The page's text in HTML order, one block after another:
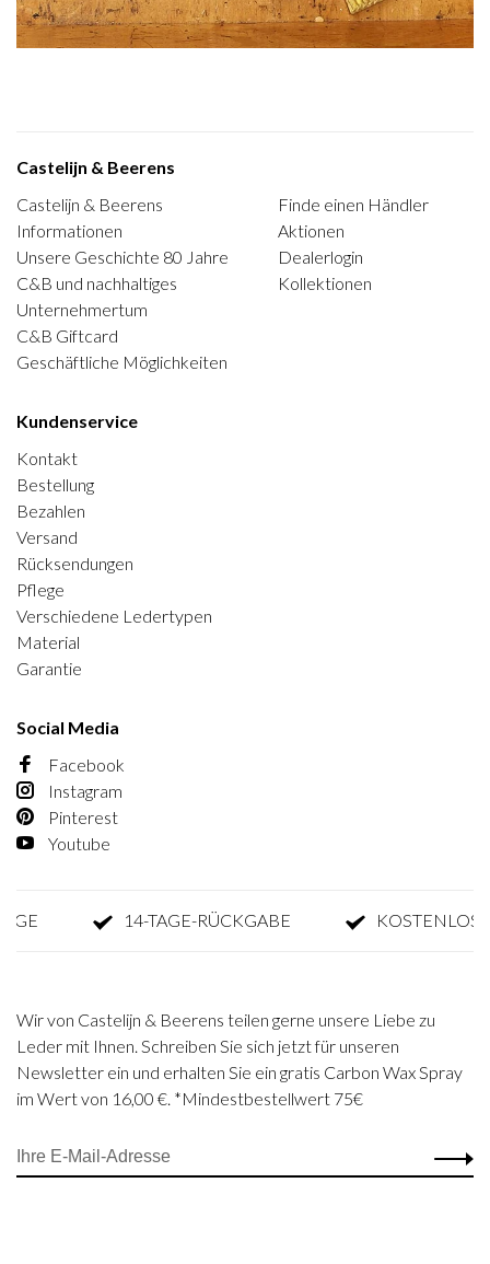
Castelijn & Beerens
Castelijn & Beerens
Informationen
Unsere Geschichte 80 Jahre
C&B und nachhaltiges
Unternehmertum
C&B Giftcard
Geschäftliche Möglichkeiten
Finde einen Händler
Aktionen
Dealerlogin
Kollektionen
Kundenservice
Kontakt
Bestellung
Bezahlen
Versand
Rücksendungen
Pflege
Verschiedene Ledertypen
Material
Garantie
Social Media
Facebook
Instagram
Pinterest
Youtube
14-TAGE-RÜCKGABE KOSTENLOSE
Wir von Castelijn & Beerens teilen gerne unsere Liebe zu
Leder mit Ihnen. Schreiben Sie sich jetzt für unseren
Newsletter ein und erhalten Sie ein gratis Carbon Wax Spray
im Wert von 16,00 €. *Mindestbestellwert 75€